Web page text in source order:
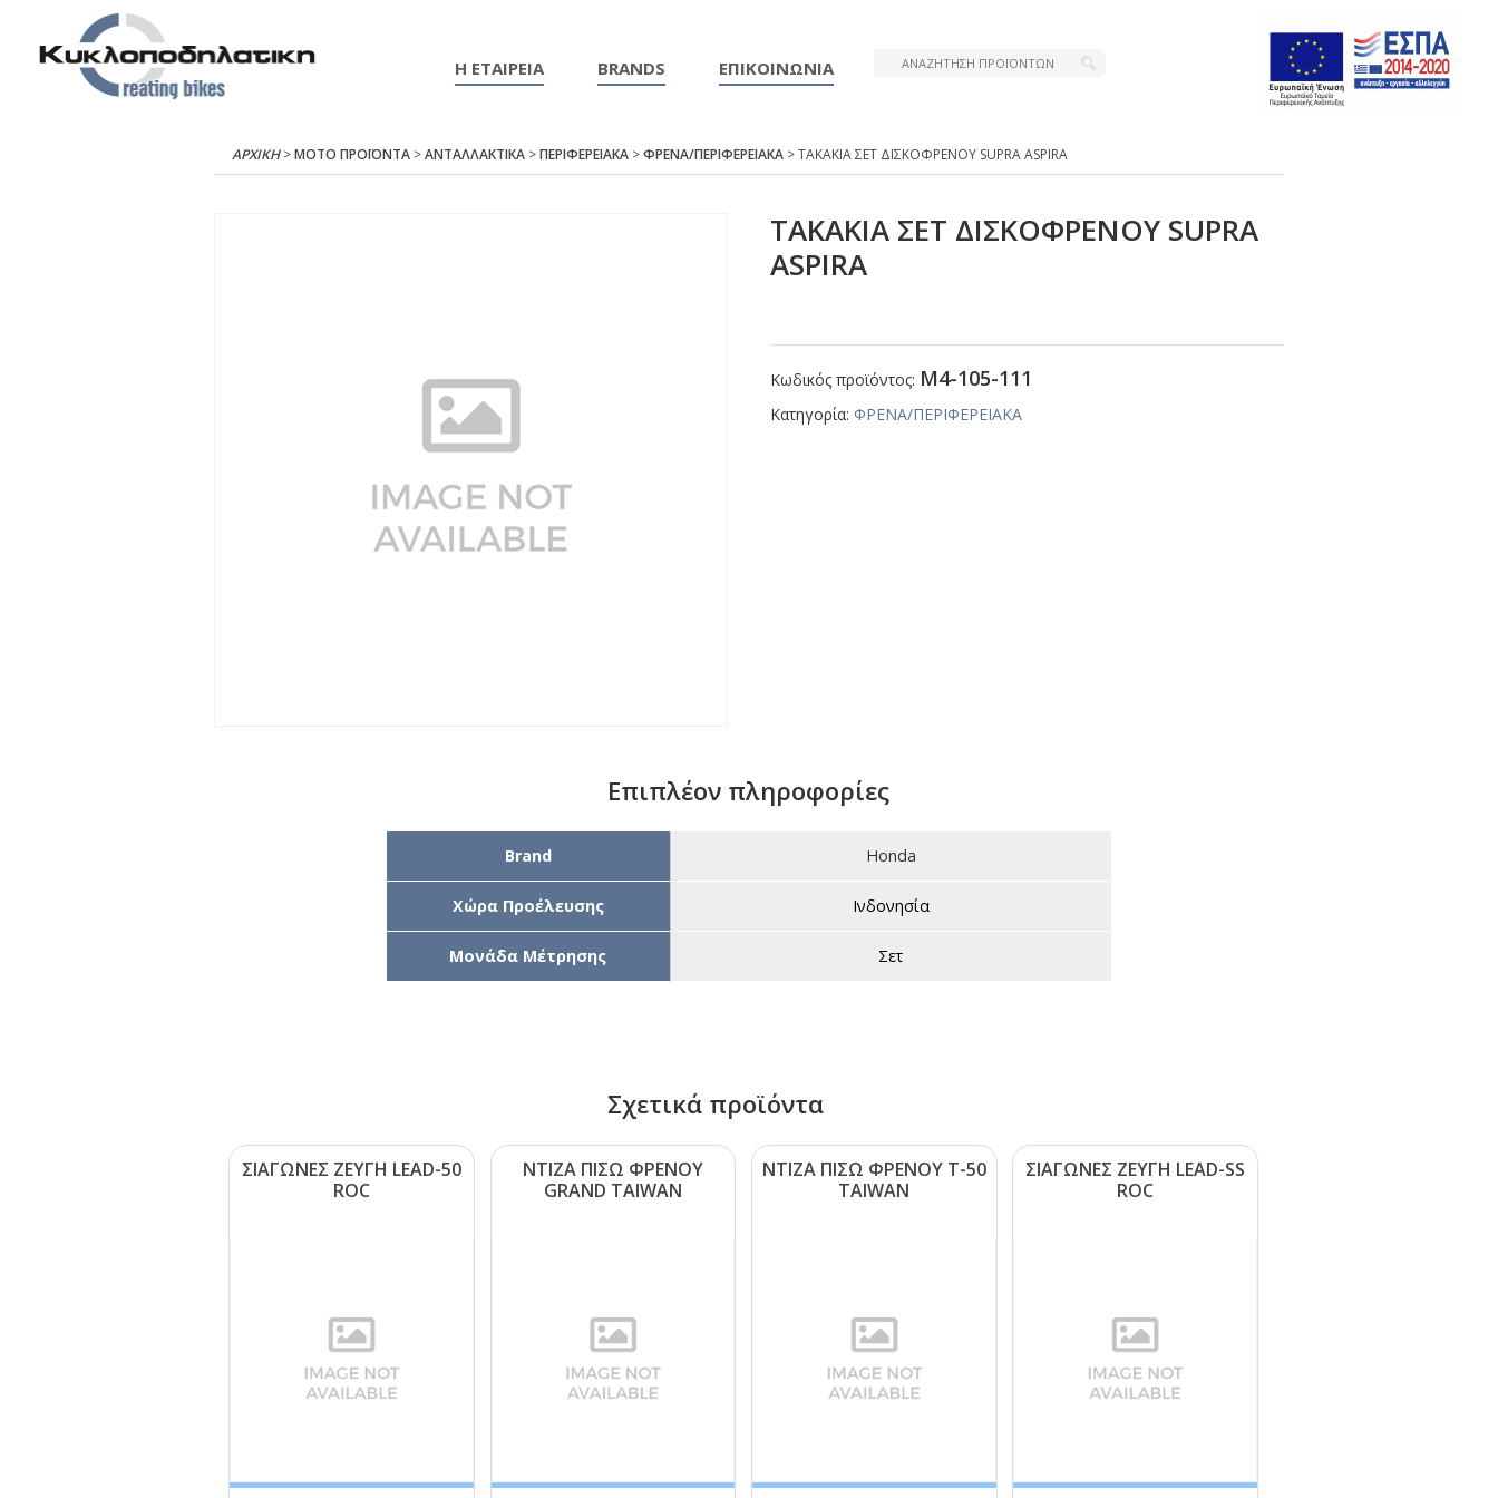
Η ΕΤΑΙΡΕΙΑ BRANDS ΕΠΙΚΟΙΝΩΝΙΑ
ΑΡΧΙΚΉ>ΜΟΤΟ ΠΡΟΪΟΝΤΑ>ΑΝΤΑΛΛΑΚΤΙΚΑ>ΠΕΡΙΦΕΡΕΙΑΚΑ>ΦΡΕΝΑ/ΠΕΡΙΦΕΡΕΙΑΚΑ> ΤΑΚΑΚΙΑ ΣΕΤ ΔΙΣΚΟΦΡΕΝΟΥ SUΡRΑ ΑSΡΙRΑ
ΤΑΚΑΚΙΑ ΣΕΤ ΔΙΣΚΟΦΡΕΝΟΥ SUΡRΑ
ΑSΡΙRΑ
Κωδικός προϊόντος: Μ4-105-111
Κατηγορία: ΦΡΕΝΑ/ΠΕΡΙΦΕΡΕΙΑΚΑ
Επιπλέον πληροφορίες
Brand Honda
Χώρα Προέλευσης Ινδονησία
Μονάδα Μέτρησης Σετ
Σχετικά προϊόντα
ΣΙΑΓΩΝΕΣ ΖΕΥΓΗ LΕΑD-50
RΟC
ΝΤΙΖΑ ΠΙΣΩ ΦΡΕΝΟΥ
GRΑΝD ΤΑΙWΑΝ
ΝΤΙΖΑ ΠΙΣΩ ΦΡΕΝΟΥ Τ-50
ΤΑΙWΑΝ
ΣΙΑΓΩΝΕΣ ΖΕΥΓΗ LΕΑD-SS
RΟC